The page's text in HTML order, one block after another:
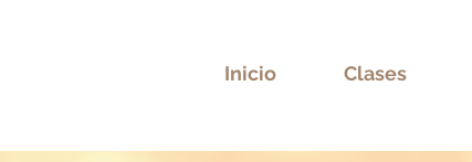
Inicio Clases